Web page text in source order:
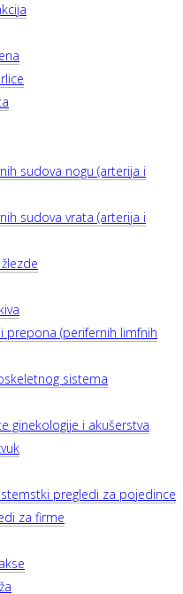
sudova nogu (arterija i
sudova vrata (arterija i
prepona (perifernih limfnih
sistema
ginekologije i akušerstva
pregledi za pojedince
za firme